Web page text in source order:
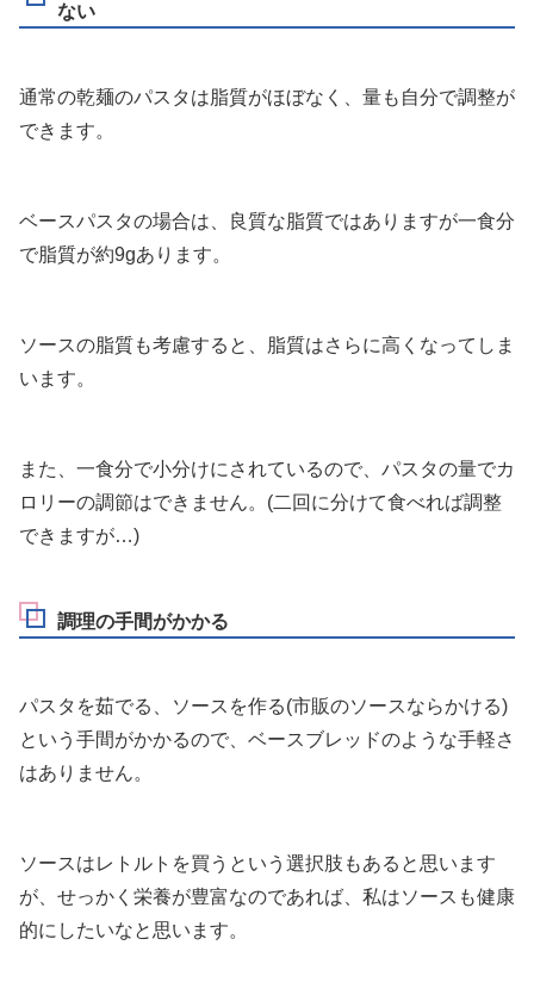
ない
通常の乾麺のパスタは脂質がほぼなく、量も自分で調整が
できます。
ベースパスタの場合は、良質な脂質ではありますが一食分
で脂質が約9gあります。
ソースの脂質も考慮すると、脂質はさらに高くなってしま
います。
また、一食分で小分けにされているので、パスタの量でカ
ロリーの調節はできません。(二回に分けて食べれば調整
できますが…)
調理の手間がかかる
パスタを茹でる、ソースを作る(市販のソースならかける)
という手間がかかるので、ベースブレッドのような手軽さ
はありません。
ソースはレトルトを買うという選択肢もあると思います
が、せっかく栄養が豊富なのであれば、私はソースも健康
的にしたいなと思います。